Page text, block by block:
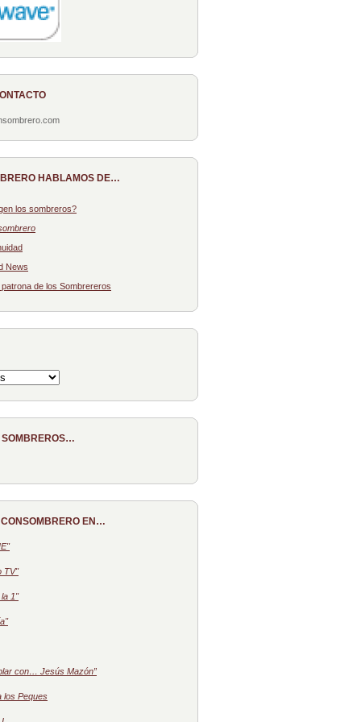
HABLAMOS DE…
los sombreros?
News
de los Sombrereros
EN…
TV"
1"
con… Jesús Mazón”
los Peques